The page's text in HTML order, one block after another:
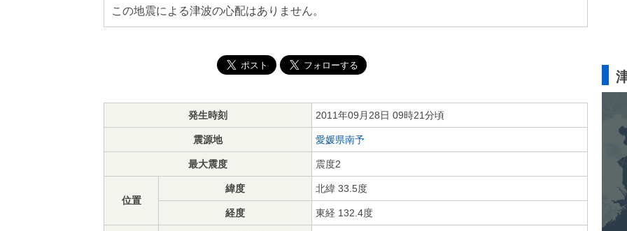
この地震による津波の心配はありません。
発生時刻 2011年09月28日 09時21分頃
震源地 愛媛県南予
最大震度 震度2
位置
緯度 北緯 33.5度
経度 東経 132.4度